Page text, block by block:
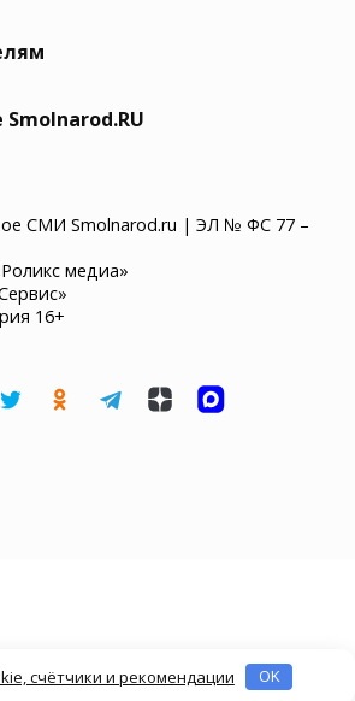
СМИ Smolnarod.ru | ЭЛ № ФС 77 –
медиа»
16+
счётчики и рекомендации OK